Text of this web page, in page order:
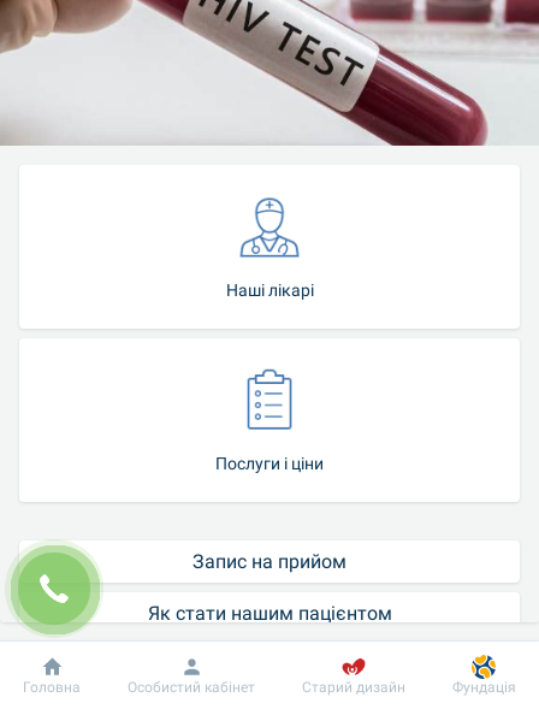
Наші лікарі
Послуги і ціни
Запис на прийом
Як стати нашим пацієнтом
Добробут
Інформація Пацієнту
Головна Особистий кабінет Старий дизайн Фундація